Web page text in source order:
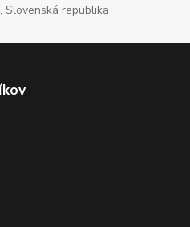
Slovenská republika